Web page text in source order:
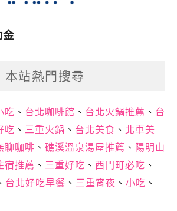
金
本站熱門搜尋
吃 、 台北咖啡館 、 台北火鍋推薦 、 台
吃 、 三重火鍋 、 台北美食 、 北車美
聊咖啡 、 礁溪溫泉湯屋推薦 、 陽明山
宿推薦 、 三重好吃 、 西門町必吃 、
台北好吃早餐 、 三重宵夜 、 小吃 、